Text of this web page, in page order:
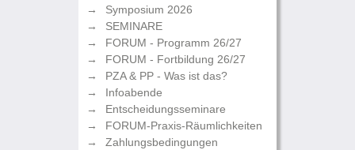
Symposium 2026
SEMINARE
FORUM - Programm 26/27
FORUM - Fortbildung 26/27
PZA & PP - Was ist das?
Infoabende
Entscheidungsseminare
FORUM-Praxis-Räumlichkeiten
Zahlungsbedingungen